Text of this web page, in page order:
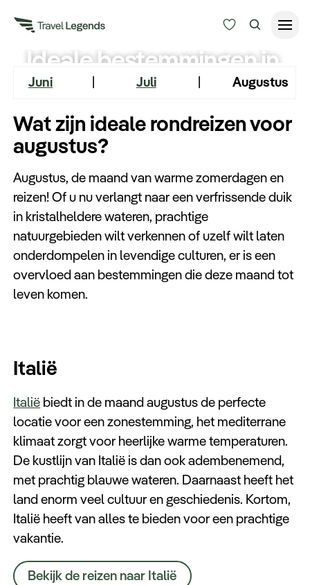
Bedrijfsreizen
Inspiratie
Over ons
Zoeken
Ideale bestemmingen in
augustus
Juni | Juli | Augustus
Wat zijn ideale rondreizen voor
augustus?
Augustus, de maand van warme zomerdagen en
reizen! Of u nu verlangt naar een verfrissende duik
in kristalheldere wateren, prachtige
natuurgebieden wilt verkennen of uzelf wilt laten
onderdompelen in levendige culturen, er is een
overvloed aan bestemmingen die deze maand tot
leven komen.
Italië
Italië biedt in de maand augustus de perfecte
locatie voor een zonestemming, het mediterrane
klimaat zorgt voor heerlijke warme temperaturen.
De kustlijn van Italië is dan ook adembenemend,
met prachtig blauwe wateren. Daarnaast heeft het
land enorm veel cultuur en geschiedenis. Kortom,
Italië heeft van alles te bieden voor een prachtige
vakantie.
Bekijk de reizen naar Italië